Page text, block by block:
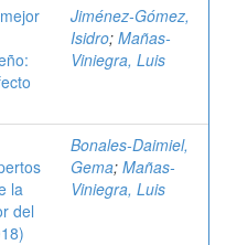
Jiménez-Gómez,
Isidro; Mañas-
Viniegra, Luis
la
del
Bonales-Daimiel,
Gema; Mañas-
Viniegra, Luis